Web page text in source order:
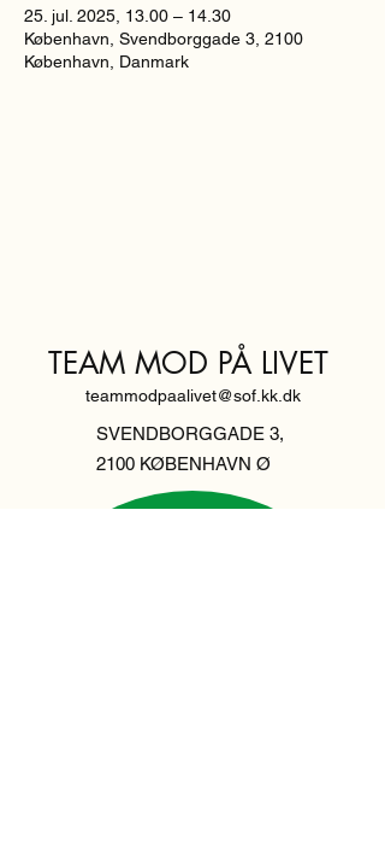
25. jul. 2025, 13.00 – 14.30
København, Svendborggade 3, 2100
København, Danmark
TEAM MOD PÅ LIVET
teammodpaalivet@sof.kk.dk
SVENDBORGGADE 3,
2100 KØBENHAVN Ø